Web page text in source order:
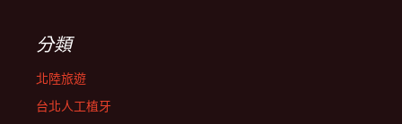
分類
北陸旅遊
台北人工植牙